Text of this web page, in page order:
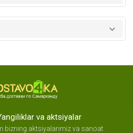
va aktsiyalar
bizning aktsiyalarimiz va sanoat